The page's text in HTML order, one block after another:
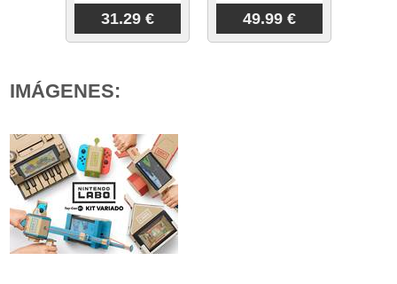
31.29 € 49.99 €
IMÁGENES: